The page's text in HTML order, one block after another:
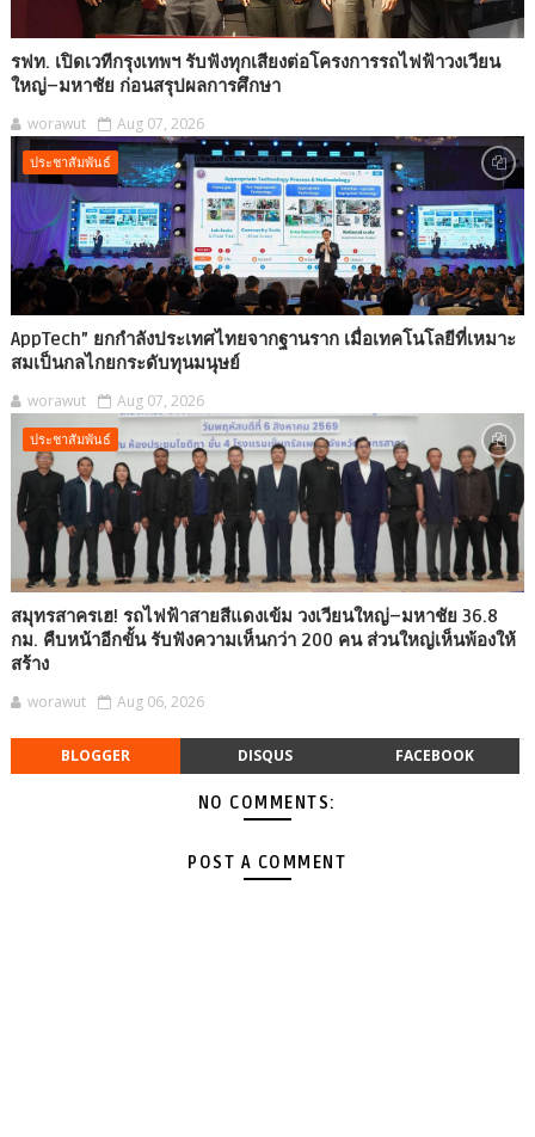
รฟท. เปิดเวทีกรุงเทพฯ รับฟังทุกเสียงต่อโครงการรถไฟฟ้าวงเวียน
ใหญ่–มหาชัย ก่อนสรุปผลการศึกษา
worawut Aug 07, 2026
ประชาสัมพันธ์
AppTech”​ ยกกำลังประเทศไทยจากฐานราก เมื่อเทคโนโลยีที่เหมาะ
สมเป็นกลไกยกระดับทุนมนุษย์
worawut Aug 07, 2026
ประชาสัมพันธ์
สมุทรสาครเฮ! รถไฟฟ้าสายสีแดงเข้ม วงเวียนใหญ่–มหาชัย 36.8
กม. คืบหน้าอีกขั้น รับฟังความเห็นกว่า 200 คน ส่วนใหญ่เห็นพ้องให้
สร้าง
worawut Aug 06, 2026
BLOGGER DISQUS FACEBOOK
NO COMMENTS:
POST A COMMENT